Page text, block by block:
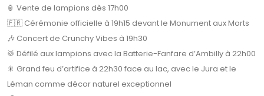
🏮 Vente de lampions dès 17h00
🇫🇷 Cérémonie officielle à 19h15 devant le Monument aux Morts
🎶 Concert de Crunchy Vibes à 19h30
🥁 Défilé aux lampions avec la Batterie-Fanfare d’Ambilly à 22h00
🎇 Grand feu d’artifice à 22h30 face au lac, avec le Jura et le
Léman comme décor naturel exceptionnel